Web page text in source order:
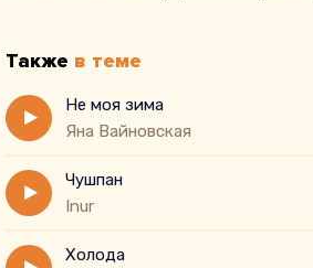
Также в теме
Не моя зима
Яна Вайновская
Чушпан
Inur
Холода